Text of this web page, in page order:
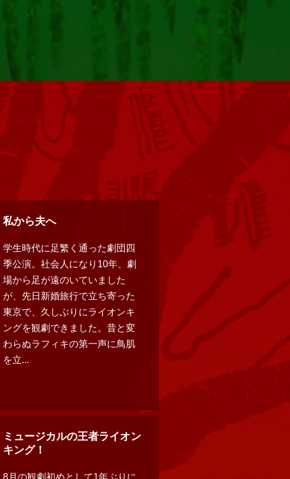
私から夫へ
学生時代に足繁く通った劇団四
季公演。社会人になり10年、劇
場から足が遠のいていました
が、先日新婚旅行で立ち寄った
東京で、久しぶりにライオンキ
ングを観劇できました。昔と変
わらぬラフィキの第一声に鳥肌
を立...
ミュージカルの王者ライオン
キング！
8月の観劇初めとして1年ぶりに